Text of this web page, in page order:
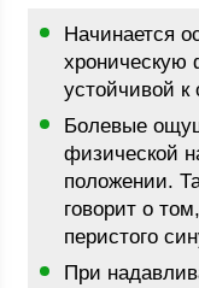
Начинается
хроническую
устойчивой
Болевые
физической
положении.
говорит о
перистого
При